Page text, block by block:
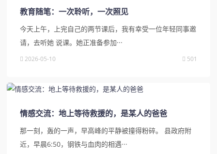
教育随笔：一次聆听，一次照见
今天上午，上完自己的两节课后，我有幸受一位年轻同事邀
请，去听她 说课。她正准备参加···
2026-05-10 501
情感交流：地上等待救援的，是某人的爸爸
那一刻，轰的一声，早高峰的平静被撞得粉碎。 县政府附
近，早晨6:50，钢铁与血肉的相遇···